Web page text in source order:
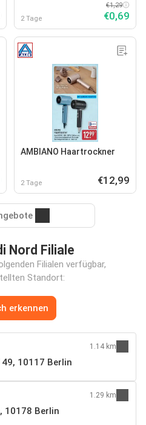
2 Tage
€1,29
€0,69
AMBIANO Haartrockner
2 Tage €12,99
Nord Filiale
Filialen verfügbar,
Standort:
erkennen
10117 Berlin
1.14 km
10178 Berlin
1.29 km